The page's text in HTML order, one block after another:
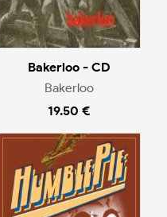
Bakerloo - CD
Bakerloo
19.50 €